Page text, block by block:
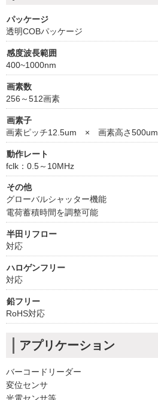
パッケージ
透明COBパッケージ
感度波長範囲
400~1000nm
画素数
256～512画素
画素子
画素ピッチ12.5um × 画素高さ500um
動作レート
fclk：0.5～10MHz
その他
グローバルシャッター機能
電荷蓄積時間を調整可能
半田リフロー
対応
ハロゲンフリー
対応
鉛フリー
RoHS対応
アプリケーション
バーコードリーダー
変位センサ
光電センサ等